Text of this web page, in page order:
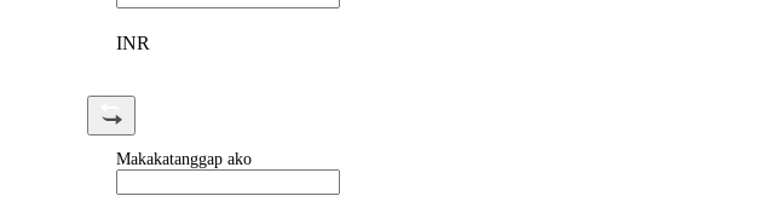
INR
Makakatanggap ako